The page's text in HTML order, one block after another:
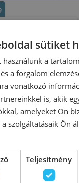
DIAMOND
NWZK-
sütiket
használunk a
a forgalom
vonatkozó
is, akik
amelyeket Ön
szolgáltatásaik Ön
Teljesítmény